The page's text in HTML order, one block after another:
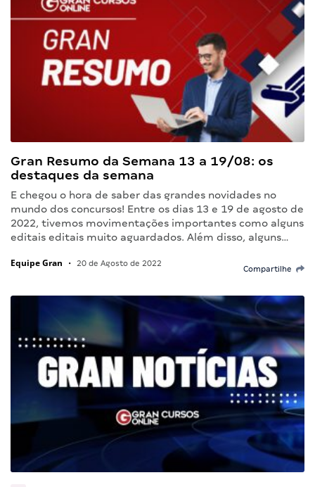
Gran Resumo da Semana 13 a 19/08: os
destaques da semana
E chegou o hora de saber das grandes novidades no
mundo dos concursos! Entre os dias 13 e 19 de agosto de
2022, tivemos movimentações importantes como alguns
editais editais muito aguardados. Além disso, alguns…
Equipe Gran • 20 de Agosto de 2022
Compartilhe